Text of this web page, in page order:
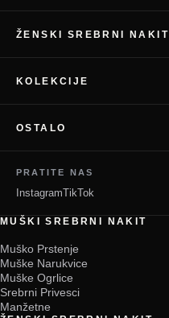
ŽENSKI SREBRNI NAKIT
KOLEKCIJE
OSTALO
PRATITE NAS
InstagramTikTok
MUŠKI SREBRNI NAKIT
Muško Prstenje
Muške Narukvice
Muške Ogrlice
Srebrni Privesci
Manžetne